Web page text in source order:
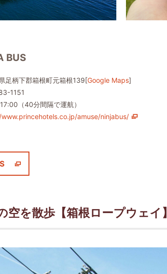
BUS
足柄下郡箱根町元箱根139[Google Maps]
1151
（40分間隔で運航）
amuse/ninjabus/
空を散歩【箱根ロープウェイ】